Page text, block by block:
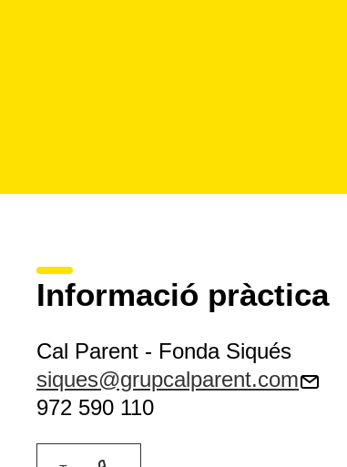
Informació pràctica
Cal Parent - Fonda Siqués
siques@grupcalparent.com
972 590 110